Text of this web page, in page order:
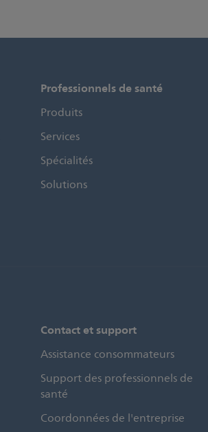
Professionnels de santé
Produits
Services
Spécialités
Solutions
Contact et support
Assistance consommateurs
Support des professionnels de
santé
Coordonnées de l'entreprise